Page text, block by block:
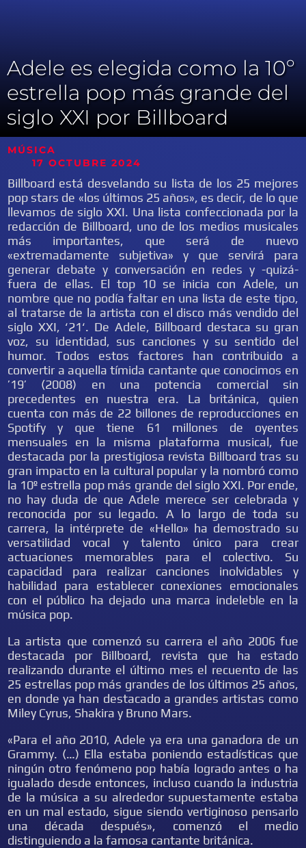
Adele es elegida como la 10º
estrella pop más grande del
siglo XXI por Billboard
MÚSICA
17 OCTUBRE 2024
Billboard está desvelando su lista de los 25 mejores
pop stars de «los últimos 25 años», es decir, de lo que
llevamos de siglo XXI. Una lista confeccionada por la
redacción de Billboard, uno de los medios musicales
más importantes, que será de nuevo
«extremadamente subjetiva» y que servirá para
generar debate y conversación en redes y -quizá-
fuera de ellas. El top 10 se inicia con Adele, un
nombre que no podía faltar en una lista de este tipo,
al tratarse de la artista con el disco más vendido del
siglo XXI, ‘21‘. De Adele, Billboard destaca su gran
voz, su identidad, sus canciones y su sentido del
humor. Todos estos factores han contribuido a
convertir a aquella tímida cantante que conocimos en
’19’ (2008) en una potencia comercial sin
precedentes en nuestra era. La británica, quien
cuenta con más de 22 billones de reproducciones en
Spotify y que tiene 61 millones de oyentes
mensuales en la misma plataforma musical, fue
destacada por la prestigiosa revista Billboard tras su
gran impacto en la cultural popular y la nombró como
la 10º estrella pop más grande del siglo XXI. Por ende,
no hay duda de que Adele merece ser celebrada y
reconocida por su legado. A lo largo de toda su
carrera, la intérprete de «Hello» ha demostrado su
versatilidad vocal y talento único para crear
actuaciones memorables para el colectivo. Su
capacidad para realizar canciones inolvidables y
habilidad para establecer conexiones emocionales
con el público ha dejado una marca indeleble en la
música pop.
La artista que comenzó su carrera el año 2006 fue
destacada por Billboard, revista que ha estado
realizando durante el último mes el recuento de las
25 estrellas pop más grandes de los últimos 25 años,
en donde ya han destacado a grandes artistas como
Miley Cyrus, Shakira y Bruno Mars.
«Para el año 2010, Adele ya era una ganadora de un
Grammy. (…) Ella estaba poniendo estadísticas que
ningún otro fenómeno pop había logrado antes o ha
igualado desde entonces, incluso cuando la industria
de la música a su alrededor supuestamente estaba
en un mal estado, sigue siendo vertiginoso pensarlo
una década después», comenzó el medio
distinguiendo a la famosa cantante británica.